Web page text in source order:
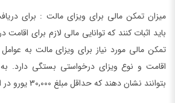
میزان تمکن مالی برای ویزای مالت : برای
باید اثبات کنند که توانایی مالی لازم برای اقامت
تمکن مالی مورد نیاز برای ویزای مالت به
اقامت و نوع ویزای درخواستی بستگی دارد. به
بتوانند نشان دهند که حداقل مبلغ 30,000 یورو در اختیار دارند.